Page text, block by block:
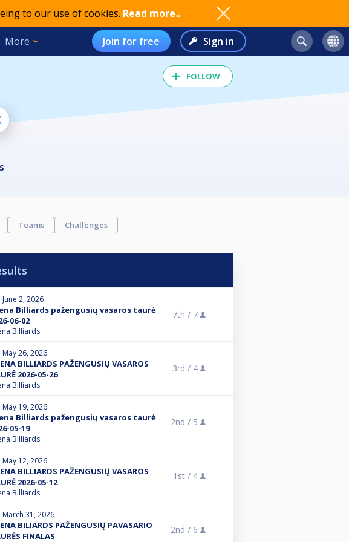
to our use of cookies. Read more..
More Join for free Sign in
FOLLOW
Teams Challenges
June 2, 2026
Billiards pažengusių vasaros taurė
06-02
Billiards
7th / 7
May 26, 2026
BILLIARDS PAŽENGUSIŲ VASAROS
2026-05-26
Billiards
3rd / 4
May 19, 2026
Billiards pažengusių vasaros taurė
05-19
Billiards
2nd / 5
May 12, 2026
BILLIARDS PAŽENGUSIŲ VASAROS
2026-05-12
Billiards
1st / 4
March 31, 2026
BILIARDS PAŽENGUSIŲ PAVASARIO
FINALAS
2nd / 6